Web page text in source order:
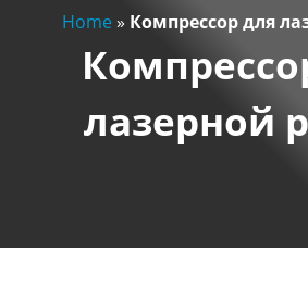
Home » Компрессор для
лазерной